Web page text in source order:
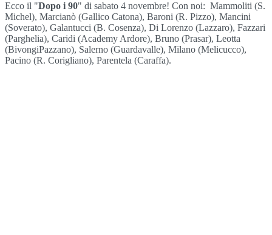
Ecco il "Dopo i 90" di sabato 4 novembre! Con noi: Mammoliti (S.
Michel), Marcianò (Gallico Catona), Baroni (R. Pizzo), Mancini
(Soverato), Galantucci (B. Cosenza), Di Lorenzo (Lazzaro), Fazzari
(Parghelia), Caridi (Academy Ardore), Bruno (Prasar), Leotta
(BivongiPazzano), Salerno (Guardavalle), Milano (Melicucco),
Pacino (R. Corigliano), Parentela (Caraffa).